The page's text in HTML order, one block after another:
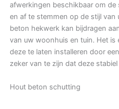
afwerkingen beschikbaar om
en af te stemmen op de stijl van
beton hekwerk kan bijdragen
van uw woonhuis en tuin. Het is
deze te laten installeren door
zeker van te zijn dat deze stabiel
Hout beton schutting